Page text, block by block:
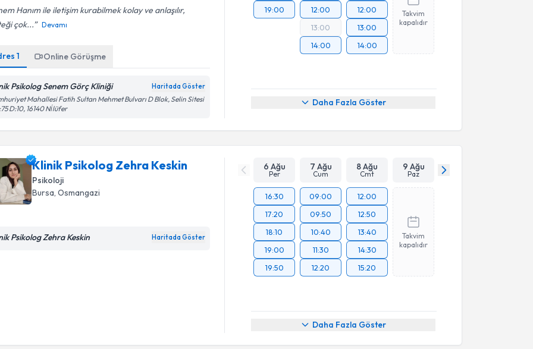
Hanım ile iletişim kurabilmek kolay ve anlaşılır,
çok...
Devamı
1 Online Görüşme
Psikolog Senem Görç Kliniği Haritada Göster
Mahallesi Fatih Sultan Mehmet Bulvarı D Blok, Selin Sitesi
D:10, 16140 Ni̇lüfer
19:00
12:00
13:00
14:00
12:00
13:00
14:00
Takvim
kapalıdır
Daha Fazla Göster
Klinik Psikolog Zehra Keskin
Psikoloji
Bursa , Osmangazi
Psikolog Zehra Keskin Haritada Göster
6 Ağu
Per
7 Ağu
Cum
8 Ağu
Cmt
9 Ağu
Paz
16:30
17:20
18:10
19:00
19:50
09:00
09:50
10:40
11:30
12:20
12:00
12:50
13:40
14:30
15:20
Takvim
kapalıdır
Daha Fazla Göster